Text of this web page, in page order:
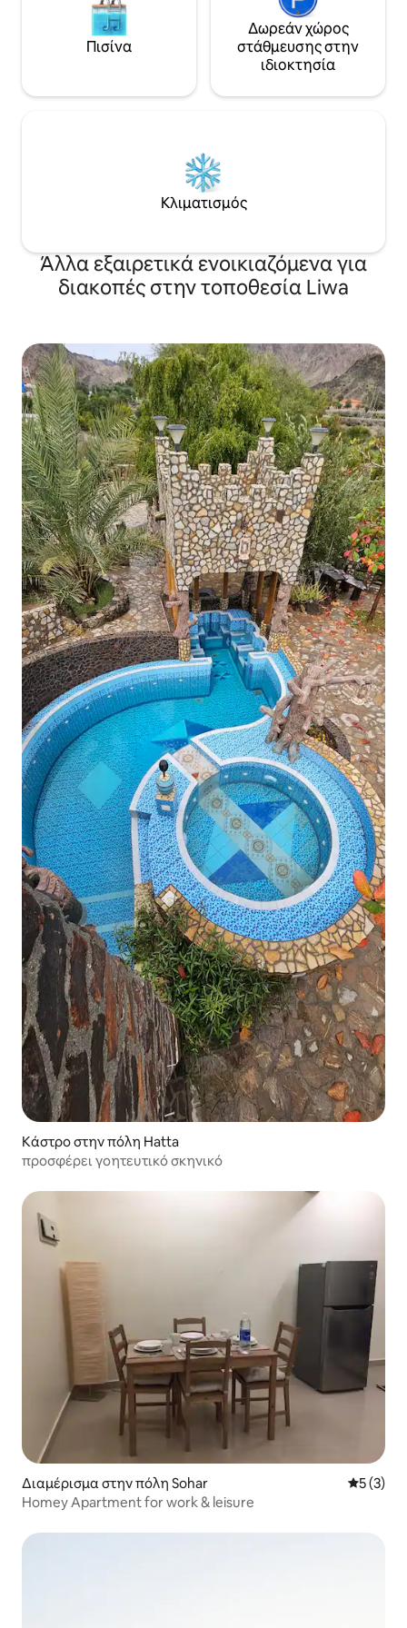
χαλάρωσης, παρακολουθώντας τα
κύματα και τα αστραφτερά νερά του
Κόλπου. Απλά δοκιμάστε το!
Πισίνα
Δωρεάν χώρος
στάθμευσης στην
ιδιοκτησία
Κλιματισμός
Άλλα εξαιρετικά ενοικιαζόμενα για
διακοπές στην τοποθεσία Liwa
Κάστρο στην πόλη Hatta
προσφέρει γοητευτικό σκηνικό
Διαμέρισμα στην πόλη Sohar Μέση
5 (3)
Homey Apartment for work & leisure